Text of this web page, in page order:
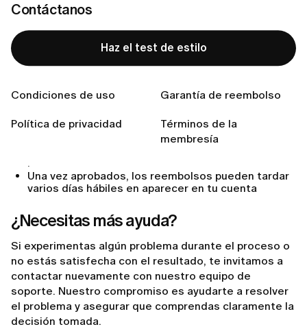
Contáctanos
Haz el test de estilo
Condiciones de uso Garantía de reembolso
Política de privacidad
Términos de la
membresía
Tiempo de procesamiento y
comunicación
Nuestro equipo de soporte revisará tu caso y
información adicional
Los tiempos de procesamiento del reembolso
Una vez aprobados, los reembolsos pueden tardar
varios días hábiles en aparecer en tu cuenta
¿Necesitas más ayuda?
Si experimentas algún problema durante el proceso o
no estás satisfecha con el resultado, te invitamos a
contactar nuevamente con nuestro equipo de
soporte. Nuestro compromiso es ayudarte a resolver
el problema y asegurar que comprendas claramente la
decisión tomada.